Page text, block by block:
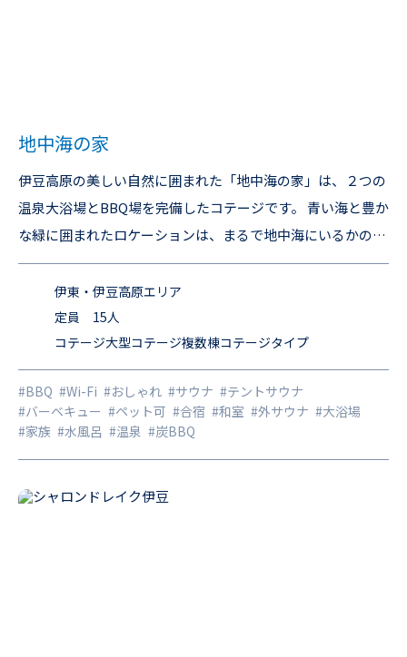
地中海の家
伊豆高原の美しい自然に囲まれた「地中海の家」は、２つの
温泉大浴場とBBQ場を完備したコテージです。 青い海と豊か
な緑に囲まれたロケーションは、まるで地中海にいるかのよ
うな雰囲気を味わえます。 家族や友人との特別な時間を、こ
こで存分に楽しんでください。 「カーサ・ルーナ」と組み合
わせてご利用することで最大25名様までご宿泊可能です。 ↓
サイト詳細はこちら↓ https://www.stagevilla.co.jp/villa/8
659
伊東・伊豆高原エリア
定員 15人
コテージ大型コテージ複数棟コテージタイプ
#BBQ #Wi-Fi #おしゃれ #サウナ #テントサウナ
#バーベキュー #ペット可 #合宿 #和室 #外サウナ #大浴場
#家族 #水風呂 #温泉 #炭BBQ